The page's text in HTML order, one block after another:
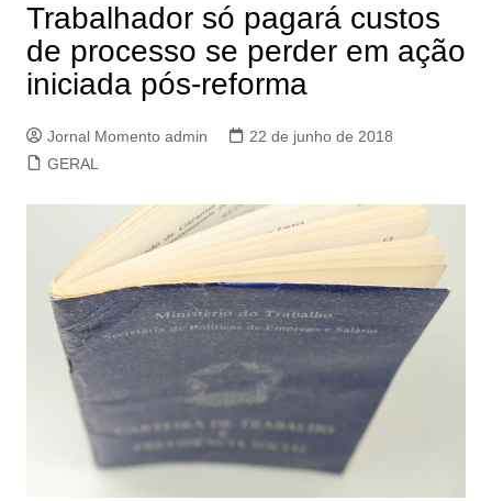
Trabalhador só pagará custos
de processo se perder em ação
iniciada pós-reforma
Jornal Momento admin
22 de junho de 2018
GERAL